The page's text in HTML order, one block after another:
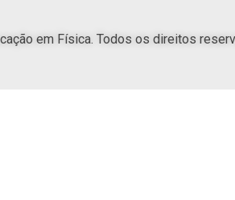
em Física. Todos os direitos